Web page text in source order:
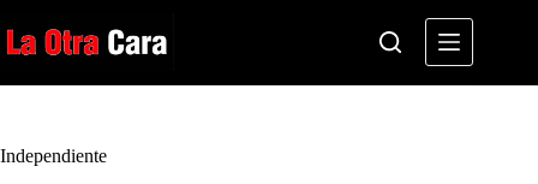
al
contenido
Independiente